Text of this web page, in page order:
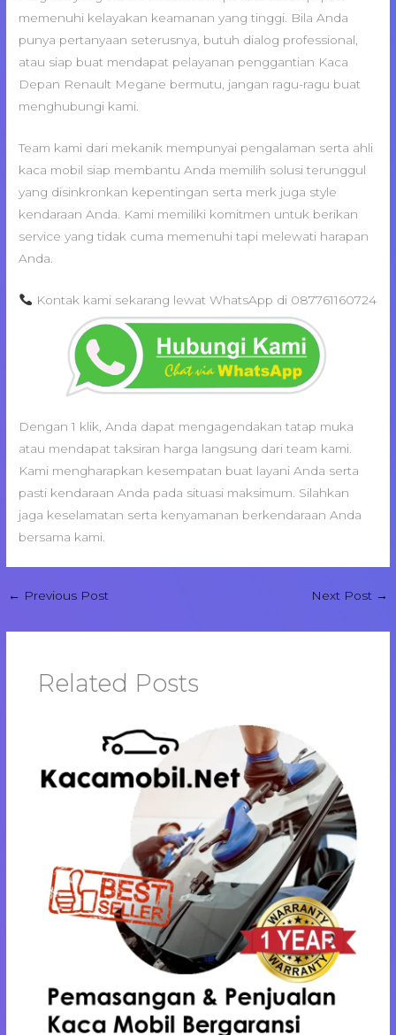
memenuhi kelayakan keamanan yang tinggi. Bila Anda
punya pertanyaan seterusnya, butuh dialog professional,
atau siap buat mendapat pelayanan penggantian Kaca
Depan Renault Megane bermutu, jangan ragu-ragu buat
menghubungi kami.
Team kami dari mekanik mempunyai pengalaman serta ahli
kaca mobil siap membantu Anda memilih solusi terunggul
yang disinkronkan kepentingan serta merk juga style
kendaraan Anda. Kami memiliki komitmen untuk berikan
service yang tidak cuma memenuhi tapi melewati harapan
Anda.
Kontak kami sekarang lewat WhatsApp di 087761160724
Dengan 1 klik, Anda dapat mengagendakan tatap muka
atau mendapat taksiran harga langsung dari team kami.
Kami mengharapkan kesempatan buat layani Anda serta
pasti kendaraan Anda pada situasi maksimum. Silahkan
jaga keselamatan serta kenyamanan berkendaraan Anda
bersama kami.
← Previous Post Next Post →
Related Posts